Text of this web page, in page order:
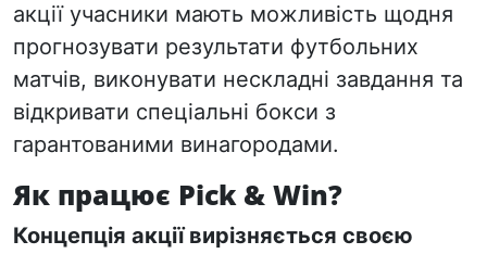
акції учасники мають можливість щодня
прогнозувати результати футбольних
матчів, виконувати нескладні завдання та
відкривати спеціальні бокси з
гарантованими винагородами.
Як працює Pick & Win?
Концепція акції вирізняється своєю